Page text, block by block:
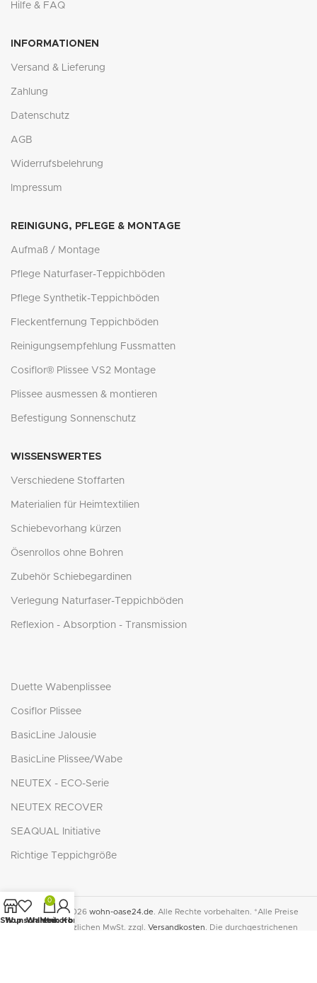
Hilfe & FAQ
INFORMATIONEN
Versand & Lieferung
Zahlung
Datenschutz
AGB
Widerrufsbelehrung
Impressum
REINIGUNG, PFLEGE & MONTAGE
Aufmaß / Montage
Pflege Naturfaser-Teppichböden
Pflege Synthetik-Teppichböden
Fleckentfernung Teppichböden
Reinigungsempfehlung Fussmatten
Cosiflor® Plissee VS2 Montage
Plissee ausmessen & montieren
Befestigung Sonnenschutz
WISSENSWERTES
Verschiedene Stoffarten
Materialien für Heimtextilien
Schiebevorhang kürzen
Ösenrollos ohne Bohren
Zubehör Schiebegardinen
Verlegung Naturfaser-Teppichböden
Reflexion - Absorption - Transmission
Duette Wabenplissee
Cosiflor Plissee
BasicLine Jalousie
BasicLine Plissee/Wabe
NEUTEX - ECO-Serie
NEUTEX RECOVER
SEAQUAL Initiative
Richtige Teppichgröße
© Copyright 2026 wohn-oase24.de . Alle Rechte vorbehalten. *Alle Preise
inkl. der gesetzlichen MwSt. zzgl.Versandkosten
. Die durchgestrichenen
Shop
Wunschliste
0
Warenkorb
Mein Konto